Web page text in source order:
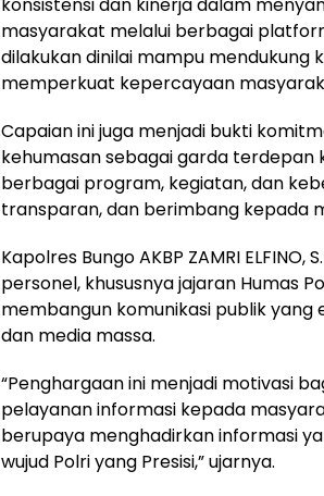
konsistensi dan kinerja dalam
masyarakat melalui berbagai
dilakukan dinilai mampu
memperkuat kepercayaan
Capaian ini juga menjadi bukti
kehumasan sebagai garda terdepan
berbagai program, kegiatan, dan
transparan, dan berimbang kepada
Kapolres Bungo AKBP ZAMRI
personel, khususnya jajaran Humas
membangun komunikasi publik
dan media massa.
“Penghargaan ini menjadi motivasi
pelayanan informasi kepada
berupaya menghadirkan informasi
wujud Polri yang Presisi,” ujarnya.